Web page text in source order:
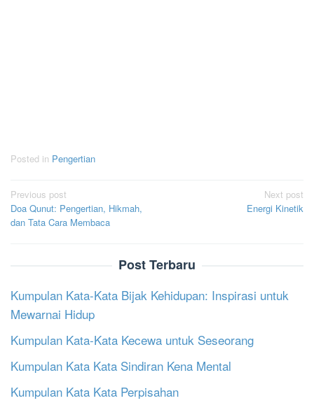
Posted in Pengertian
Post
navigation
Previous post
Doa Qunut: Pengertian, Hikmah,
dan Tata Cara Membaca
Next post
Energi Kinetik
Post Terbaru
Kumpulan Kata-Kata Bijak Kehidupan: Inspirasi untuk
Mewarnai Hidup
Kumpulan Kata-Kata Kecewa untuk Seseorang
Kumpulan Kata Kata Sindiran Kena Mental
Kumpulan Kata Kata Perpisahan